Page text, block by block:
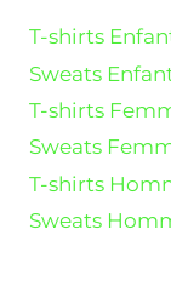
T-shirts
Sweats
T-shirts
Sweats
T-shirts
Sweats